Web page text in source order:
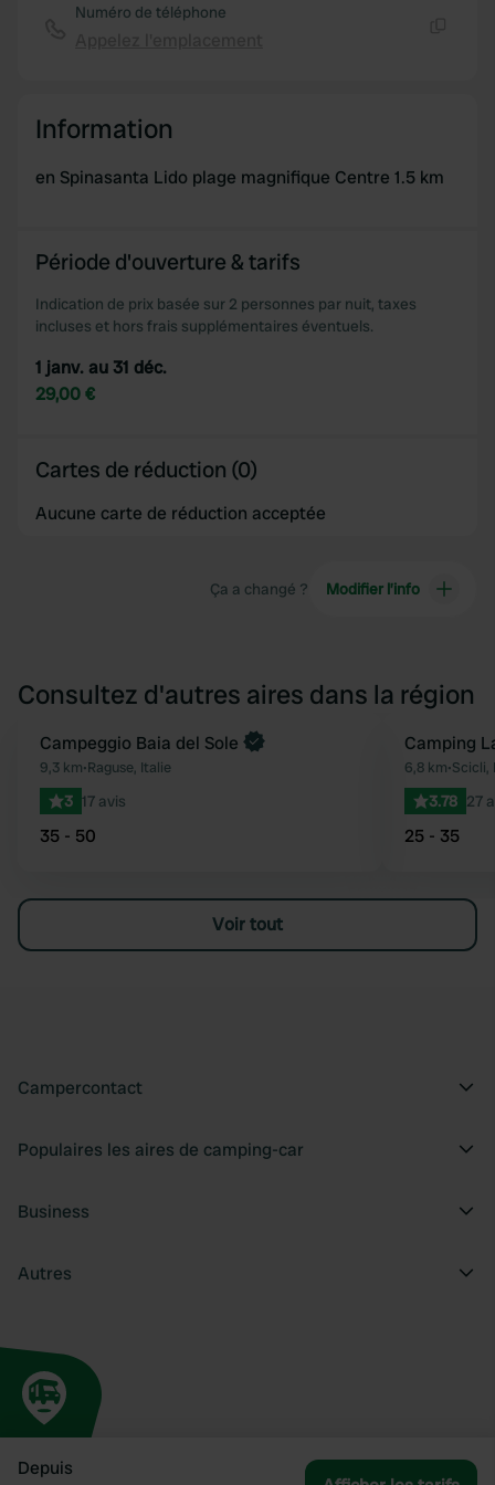
Depuis
Numéro de téléphone
Information
en Spinasanta Lido plage magnifique Centre 1.5 km
Période d'ouverture & tarifs
Indication de prix basée sur 2 personnes par nuit, taxes
incluses et hors frais supplémentaires éventuels.
1 janv. au 31 déc.
29,00 €
Cartes de réduction (0)
Aucune carte de réduction acceptée
Ça a changé ? Modifier l’info
Consultez d'autres aires dans la région
Préféré
Reserve maintenant
Campeggio Baia del Sole
9,3 km•Raguse, Italie
3 17 avis
35 - 50
Camping
6,8 km•Scicli,
3.78 27
25 - 35
Voir tout
Campercontact
Populaires les aires de camping-car
Business
Autres